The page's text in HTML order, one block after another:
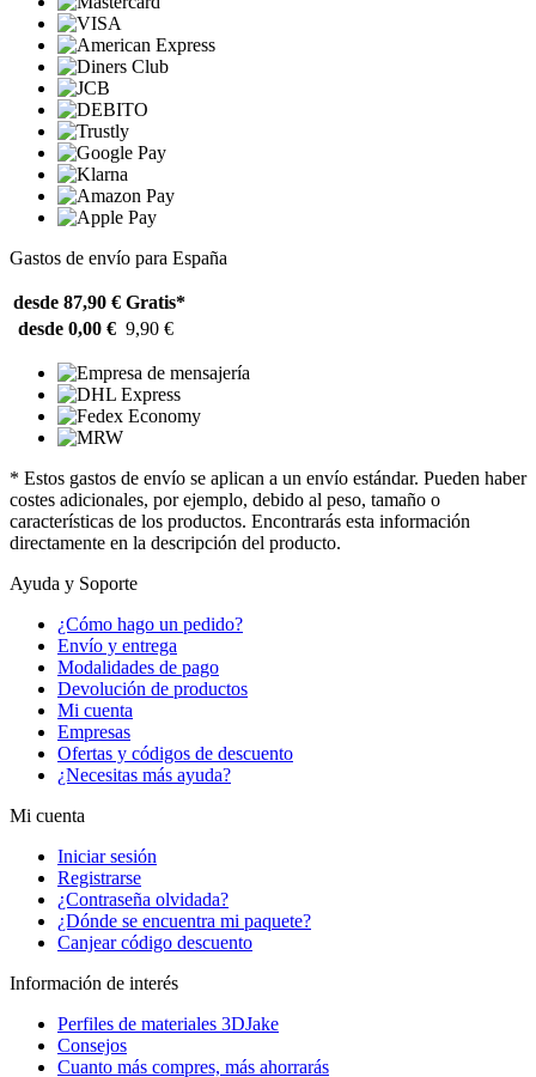
Gastos de envío para España
desde 87,90 € Gratis*
desde 0,00 € 9,90 €
* Estos gastos de envío se aplican a un envío estándar. Pueden haber
costes adicionales, por ejemplo, debido al peso, tamaño o
características de los productos. Encontrarás esta información
directamente en la descripción del producto.
Ayuda y Soporte
¿Cómo hago un pedido?
Envío y entrega
Modalidades de pago
Devolución de productos
Mi cuenta
Empresas
Ofertas y códigos de descuento
¿Necesitas más ayuda?
Mi cuenta
Iniciar sesión
Registrarse
¿Contraseña olvidada?
¿Dónde se encuentra mi paquete?
Canjear código descuento
Información de interés
Perfiles de materiales 3DJake
Consejos
Cuanto más compres, más ahorrarás